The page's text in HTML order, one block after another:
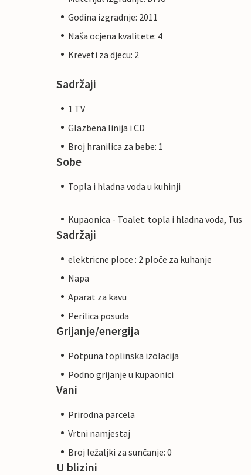
Godina izgradnje: 2011
Naša ocjena kvalitete: 4
Kreveti za djecu: 2
Sadržaji
1 TV
Glazbena linija i CD
Broj hranilica za bebe: 1
Sobe
Topla i hladna voda u kuhinji
Kupaonica - Toalet: topla i hladna voda, Tus
Sadržaji
elektricne ploce : 2 ploče za kuhanje
Napa
Aparat za kavu
Perilica posuda
Grijanje/energija
Potpuna toplinska izolacija
Podno grijanje u kupaonici
Vani
Prirodna parcela
Vrtni namjestaj
Broj ležaljki za sunčanje: 0
U blizini